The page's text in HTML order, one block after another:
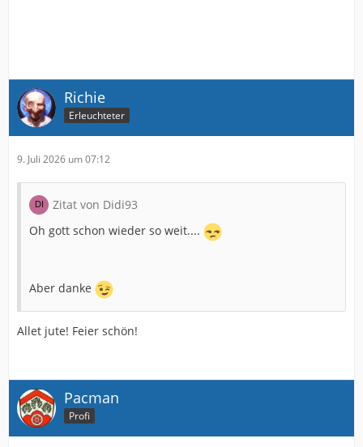
Richie
Erleuchteter
9. Juli 2026 um 07:12
Zitat von Didi93
Oh gott schon wieder so weit....
Aber danke
Allet jute! Feier schön!
Pacman
Profi